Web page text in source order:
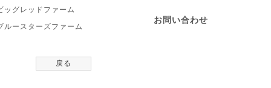
ッグレッドファーム
ルースターズファーム
お問い合わせ
戻る